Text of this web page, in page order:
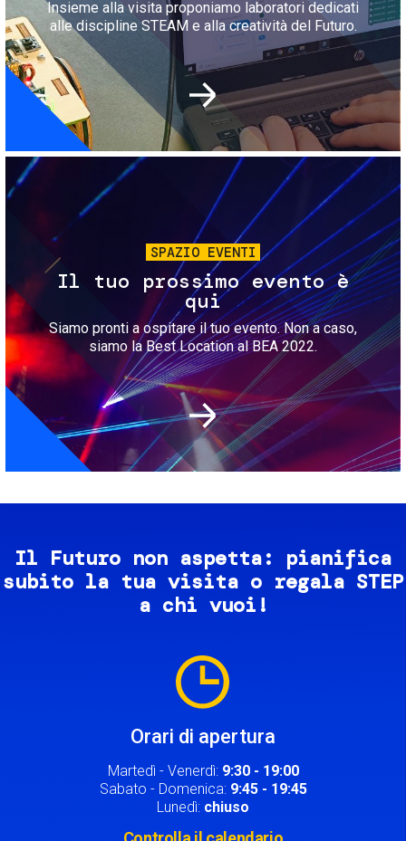
Insieme alla visita proponiamo laboratori dedicati
alle discipline STEAM e alla creatività del Futuro.
Immagine
SPAZIO EVENTI
Il tuo prossimo evento è
qui
Siamo pronti a ospitare il tuo evento. Non a caso,
siamo la Best Location al BEA 2022.
Il Futuro non aspetta: pianifica
subito la tua visita o regala STEP
a chi vuoi!
Orari di apertura
Martedì - Venerdì: 9:30 - 19:00
Sabato - Domenica: 9:45 - 19:45
Lunedì: chiuso